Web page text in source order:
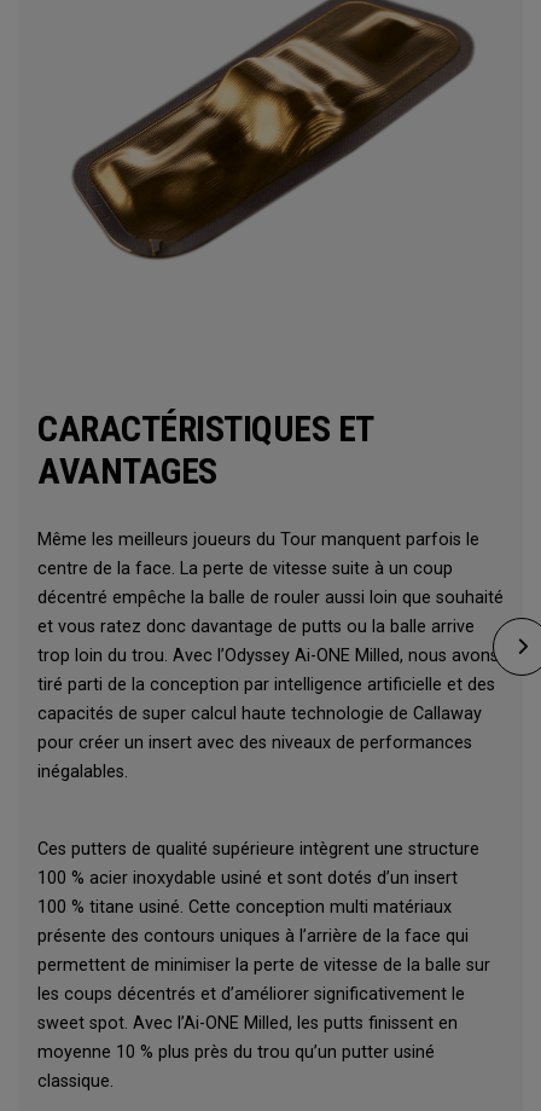
CARACTÉRISTIQUES ET
AVANTAGES
Même les meilleurs joueurs du Tour manquent parfois le
centre de la face. La perte de vitesse suite à un coup
décentré empêche la balle de rouler aussi loin que souhaité
et vous ratez donc davantage de putts ou la balle arrive
trop loin du trou. Avec l’Odyssey Ai-ONE Milled, nous avons
tiré parti de la conception par intelligence artificielle et des
capacités de super calcul haute technologie de Callaway
pour créer un insert avec des niveaux de performances
inégalables.
Ces putters de qualité supérieure intègrent une structure
100 % acier inoxydable usiné et sont dotés d’un insert
100 % titane usiné. Cette conception multi matériaux
présente des contours uniques à l’arrière de la face qui
permettent de minimiser la perte de vitesse de la balle sur
les coups décentrés et d’améliorer significativement le
sweet spot. Avec l’Ai-ONE Milled, les putts finissent en
moyenne 10 % plus près du trou qu’un putter usiné
classique.